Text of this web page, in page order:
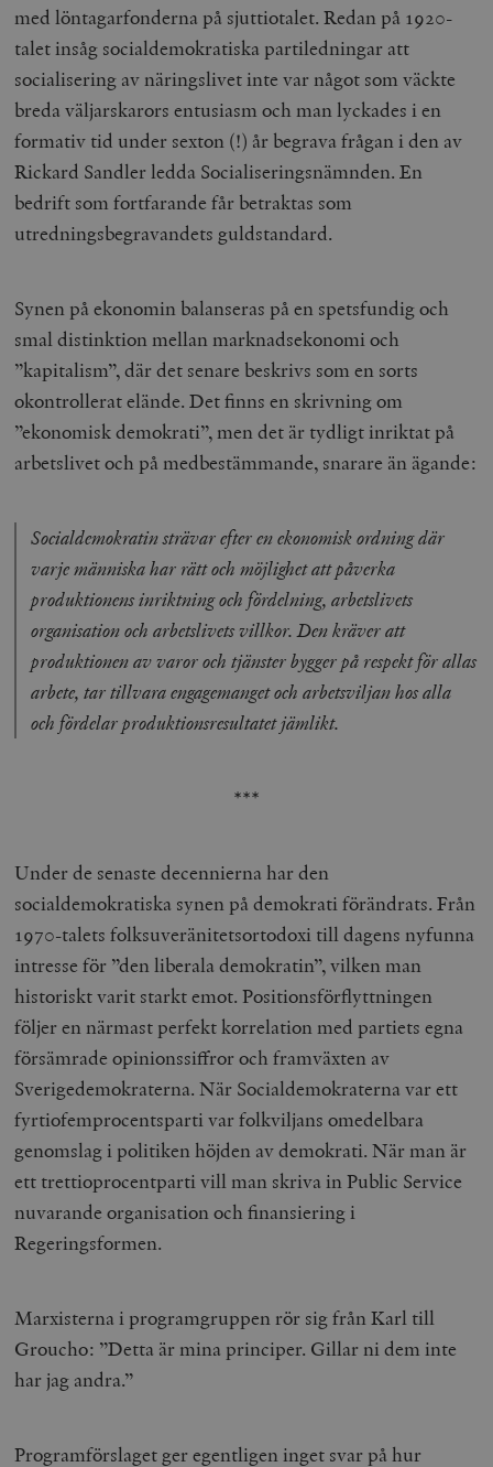
med löntagarfonderna på sjuttiotalet. Redan på 1920-
talet insåg socialdemokratiska partiledningar att
socialisering av näringslivet inte var något som väckte
breda väljarskarors entusiasm och man lyckades i en
formativ tid under sexton (!) år begrava frågan i den av
Rickard Sandler ledda Socialiseringsnämnden. En
bedrift som fortfarande får betraktas som
utredningsbegravandets guldstandard.
Synen på ekonomin balanseras på en spetsfundig och
smal distinktion mellan marknadsekonomi och
”kapitalism”, där det senare beskrivs som en sorts
okontrollerat elände. Det finns en skrivning om
”ekonomisk demokrati”, men det är tydligt inriktat på
arbetslivet och på medbestämmande, snarare än ägande:
Socialdemokratin strävar efter en ekonomisk ordning där
varje människa har rätt och möjlighet att påverka
produktionens inriktning och fördelning, arbetslivets
organisation och arbetslivets villkor. Den kräver att
produktionen av varor och tjänster bygger på respekt för allas
arbete, tar tillvara engagemanget och arbetsviljan hos alla
och fördelar produktionsresultatet jämlikt.
***
Under de senaste decennierna har den
socialdemokratiska synen på demokrati förändrats. Från
1970-talets folksuveränitetsortodoxi till dagens nyfunna
intresse för ”den liberala demokratin”, vilken man
historiskt varit starkt emot. Positionsförflyttningen
följer en närmast perfekt korrelation med partiets egna
försämrade opinionssiffror och framväxten av
Sverigedemokraterna. När Socialdemokraterna var ett
fyrtiofemprocentsparti var folkviljans omedelbara
genomslag i politiken höjden av demokrati. När man är
ett trettioprocentparti vill man skriva in Public Service
nuvarande organisation och finansiering i
Regeringsformen.
Marxisterna i programgruppen rör sig från Karl till
Groucho: ”Detta är mina principer. Gillar ni dem inte
har jag andra.”
Programförslaget ger egentligen inget svar på hur